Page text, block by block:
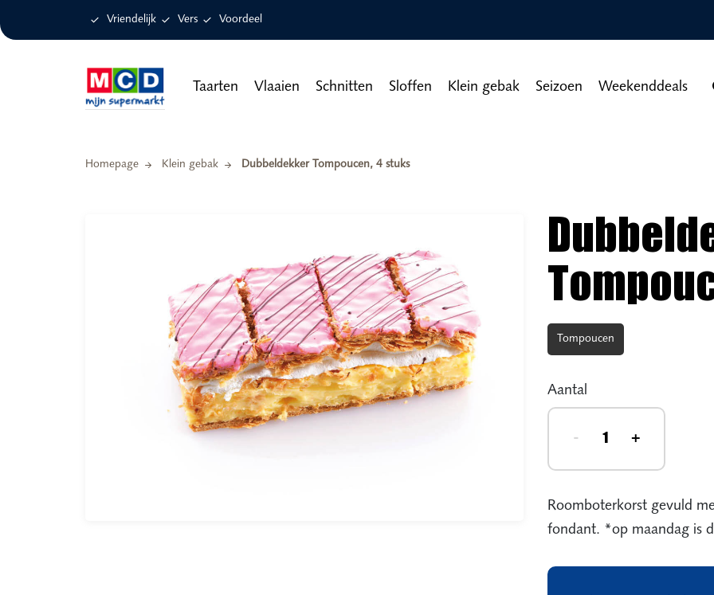
 Vriendelijk  Vers  Voordeel
Taarten Vlaaien Schnitten Sloffen Klein gebak Seizoen Weekenddeals
Homepage Klein gebak Dubbeldekker Tompoucen, 4 stuks
Tompoucen
Aantal
- +
Roomboterkorst gevuld
fondant. *op maandag is